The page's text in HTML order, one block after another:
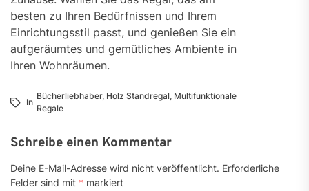
besten zu Ihren Bedürfnissen und Ihrem
Einrichtungsstil passt, und genießen Sie ein
aufgeräumtes und gemütliches Ambiente in
Ihren Wohnräumen.
In
Bücherliebhaber, Holz Standregal, Multifunktionale
Regale
Schreibe einen Kommentar
Deine E-Mail-Adresse wird nicht veröffentlicht. Erforderliche
Felder sind mit * markiert